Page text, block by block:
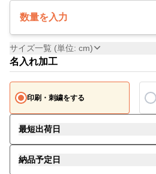
数量を入力
サイズ一覧 (単位: cm)
名入れ加工
印刷・刺繍をする
最短出荷日
納品予定日